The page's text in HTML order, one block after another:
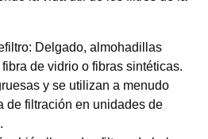
Delgado, almohadillas
de vidrio o fibras sintéticas.
y se utilizan a menudo
de filtración en unidades de